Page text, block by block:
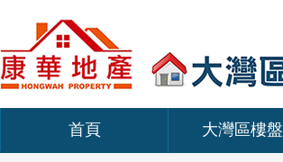
首頁 大灣區樓盤